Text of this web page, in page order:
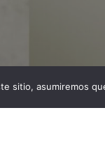
sitio, asumiremos